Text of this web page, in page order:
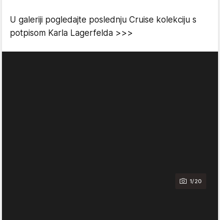
U galeriji pogledajte poslednju Cruise kolekciju s
potpisom Karla Lagerfelda >>>
1/20